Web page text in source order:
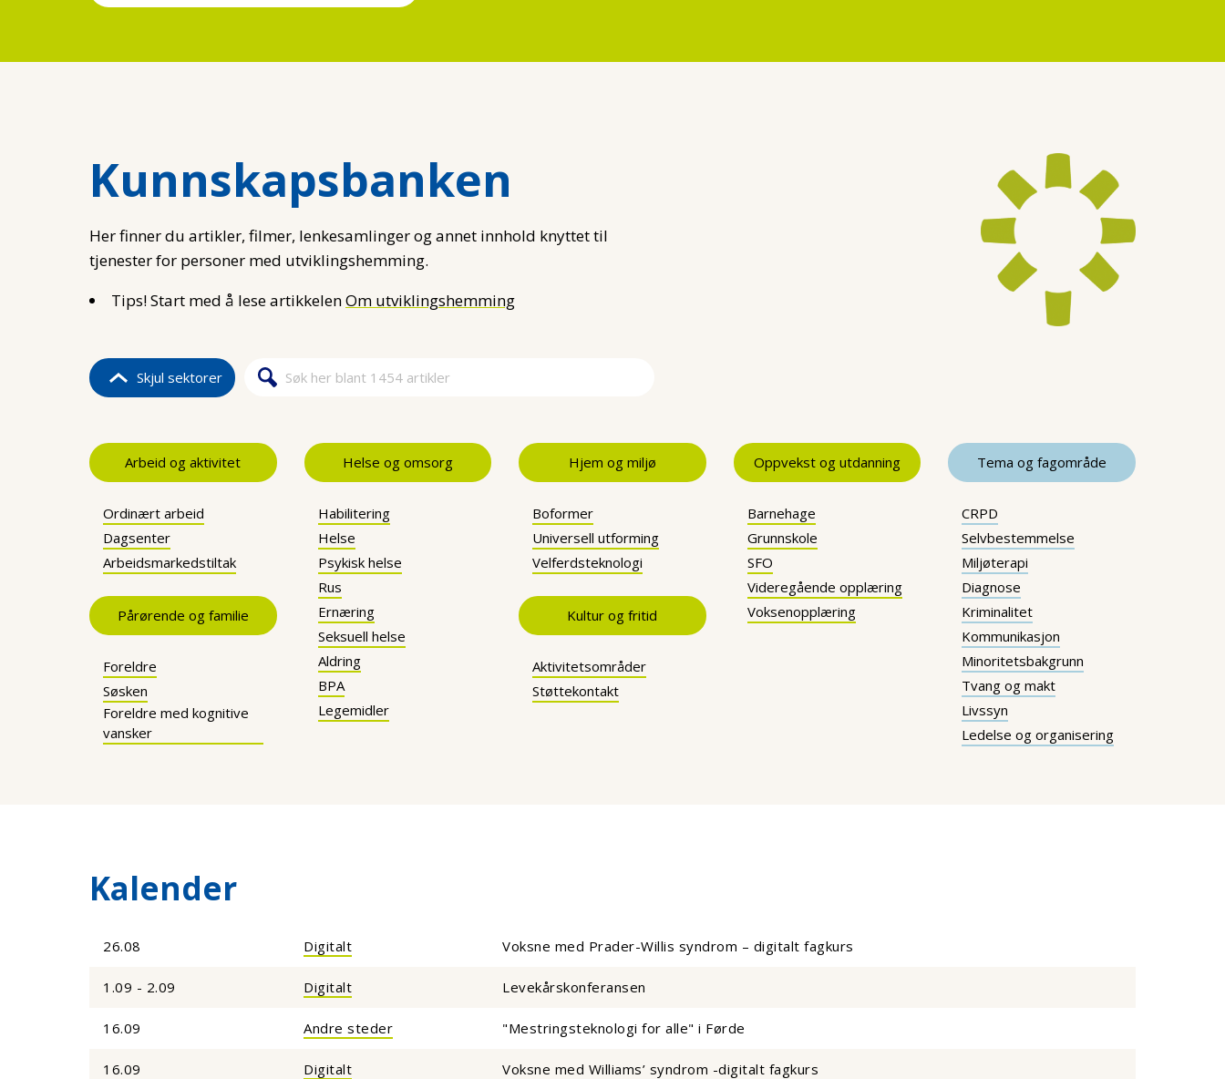
Kunnskapsbanken
Her finner du artikler, filmer, lenkesamlinger og annet innhold knyttet til
tjenester for personer med utviklingshemming.
Tips! Start med å lese artikkelenOm utviklingshemming
Skjul sektorer Søkeskjema
Søk
Arbeid og aktivitet
Ordinært arbeid
Dagsenter
Arbeidsmarkedstiltak
Pårørende og familie
Foreldre
Søsken
Foreldre med kognitive
vansker
Helse og omsorg
Habilitering
Helse
Psykisk helse
Rus
Ernæring
Seksuell helse
Aldring
BPA
Legemidler
Hjem og miljø
Boformer
Universell utforming
Velferdsteknologi
Kultur og fritid
Aktivitetsområder
Støttekontakt
Oppvekst og utdanning
Barnehage
Grunnskole
SFO
Videregående opplæring
Voksenopplæring
Tema og fagområde
CRPD
Selvbestemmelse
Miljøterapi
Diagnose
Kriminalitet
Kommunikasjon
Minoritetsbakgrunn
Tvang og makt
Livssyn
Ledelse og organisering
Kalender
26.08 Digitalt Voksne med Prader-Willis syndrom – digitalt fagkurs
1.09 - 2.09 Digitalt Levekårskonferansen
16.09 Andre steder "Mestringsteknologi for alle" i Førde
16.09 Digitalt Voksne med Williams’ syndrom -digitalt fagkurs